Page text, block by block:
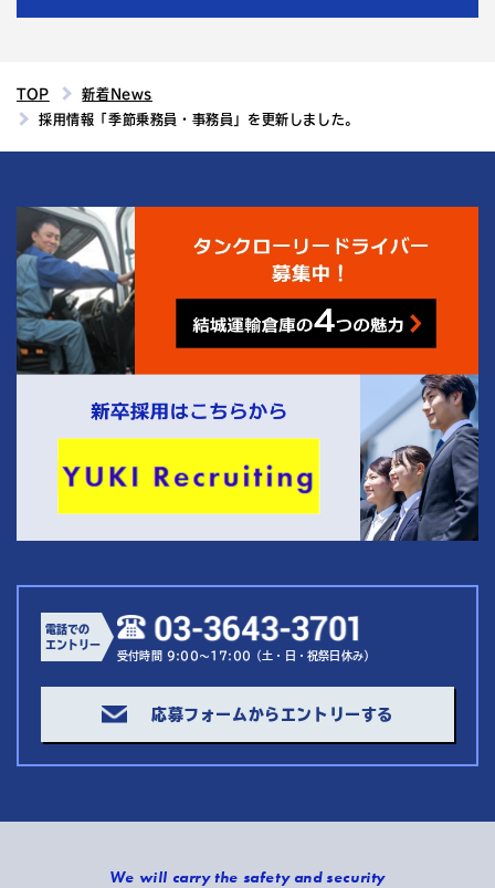
TOP
新着News
採用情報「季節乗務員・事務員」を更新しました。
結城運輸倉庫の4
電話での
エントリー
受付時間 9:00～17:00（土・日・祝祭日休み）
応募フォームからエントリーする
We will carry the safety and security